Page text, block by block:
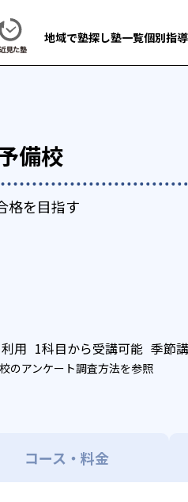
地域で塾探し塾一覧個別指
備校
格を目指す
用 1科目から受講可能 季節
のアンケート調査方法を参照
コース・料金